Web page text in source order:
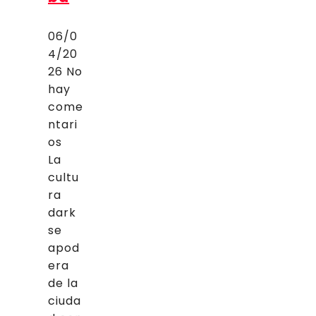
06/0
4/20
26 No
hay
come
ntari
os
La
cultu
ra
dark
se
apod
era
de la
ciuda